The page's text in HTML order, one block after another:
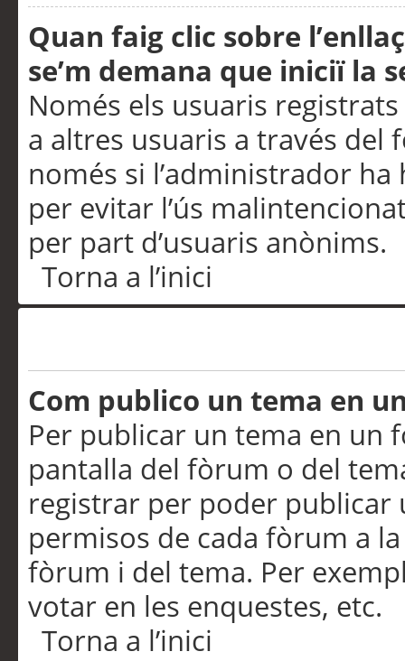
Quan faig clic sobre
se’m demana que iniciï la
Només els usuaris
a altres usuaris a través
només si l’administrador
per evitar l’ús
per part d’usuaris anònims.
Torna a l’inici
Com publico un tema en
Per publicar un tema en un
pantalla del fòrum o del
registrar per poder publicar
permisos de cada fòrum a
fòrum i del tema. Per
votar en les enquestes, etc.
Torna a l’inici